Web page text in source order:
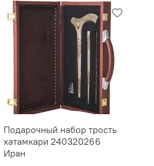
Подарочный набор трость
хатамкари 240320266
Иран